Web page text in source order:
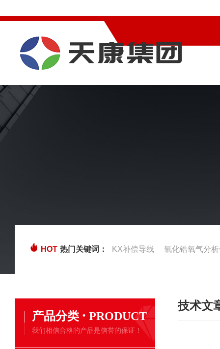
HOT 热门关键词： KX补偿导线 氧化锆氧气分
产品分类 · PRODUCT
我们相信合格的产品是信誉的保证！
技术文